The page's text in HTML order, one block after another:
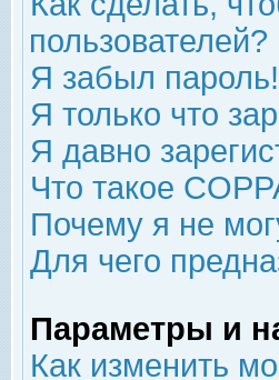
пользователей?
Я забыл пароль!
Я только что
Я давно
Что такое
Почему я не
Для чего
Параметры и
Как изменить